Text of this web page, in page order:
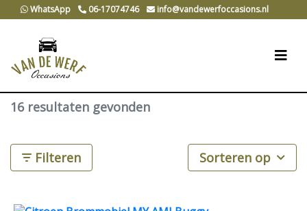
WhatsApp 06-17074746 info@vandewerfoccasions.nl
16 resultaten gevonden
Filteren Sorteren op